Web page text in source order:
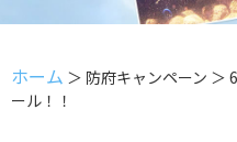
ホーム ＞ 防府キャンペーン ＞
ール！！